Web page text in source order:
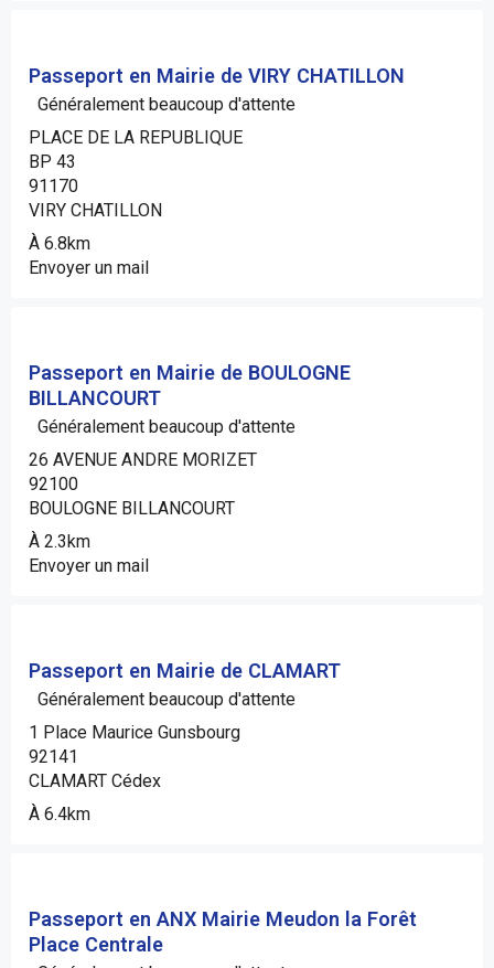
Passeport en Mairie de VIRY CHATILLON
Généralement beaucoup d'attente
PLACE DE LA REPUBLIQUE
BP 43
91170
VIRY CHATILLON
À 6.8km
Envoyer un mail
Passeport en Mairie de BOULOGNE
BILLANCOURT
Généralement beaucoup d'attente
26 AVENUE ANDRE MORIZET
92100
BOULOGNE BILLANCOURT
À 2.3km
Envoyer un mail
Passeport en Mairie de CLAMART
Généralement beaucoup d'attente
1 Place Maurice Gunsbourg
92141
CLAMART Cédex
À 6.4km
Passeport en ANX Mairie Meudon la Forêt
Place Centrale